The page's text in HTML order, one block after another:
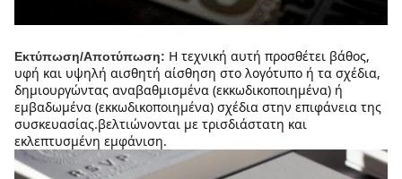
Εκτύπωση/Αποτύπωση: Η τεχνική αυτή προσθέτει βάθος,
υφή και υψηλή αισθητή αίσθηση στο λογότυπο ή τα σχέδια,
δημιουργώντας αναβαθμισμένα (εκκωδικοποιημένα) ή
εμβαδωμένα (εκκωδικοποιημένα) σχέδια στην επιφάνεια της
συσκευασίας.βελτιώνονται με τρισδιάστατη και
εκλεπτυσμένη εμφάνιση.